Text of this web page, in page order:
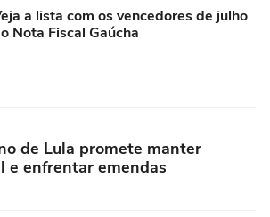
a lista com os vencedores de julho
Nota Fiscal Gaúcha
de Lula promete manter
e enfrentar emendas